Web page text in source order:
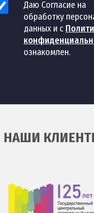
Даю Согласие на
обработку
данных и с
ознакомлен.
НАШИ